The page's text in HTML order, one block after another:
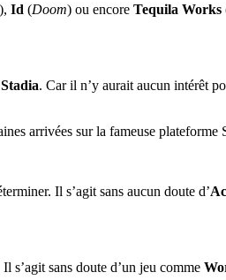
), Id (Doom) ou encore Tequila Works
Stadia. Car il n’y aurait aucun intérêt
arrivées sur la fameuse plateforme
Il s’agit sans aucun doute d’
s’agit sans doute d’un jeu comme